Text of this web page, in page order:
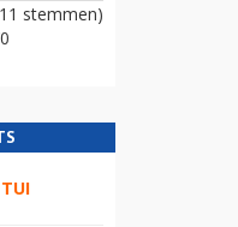
stemmen)
TUI